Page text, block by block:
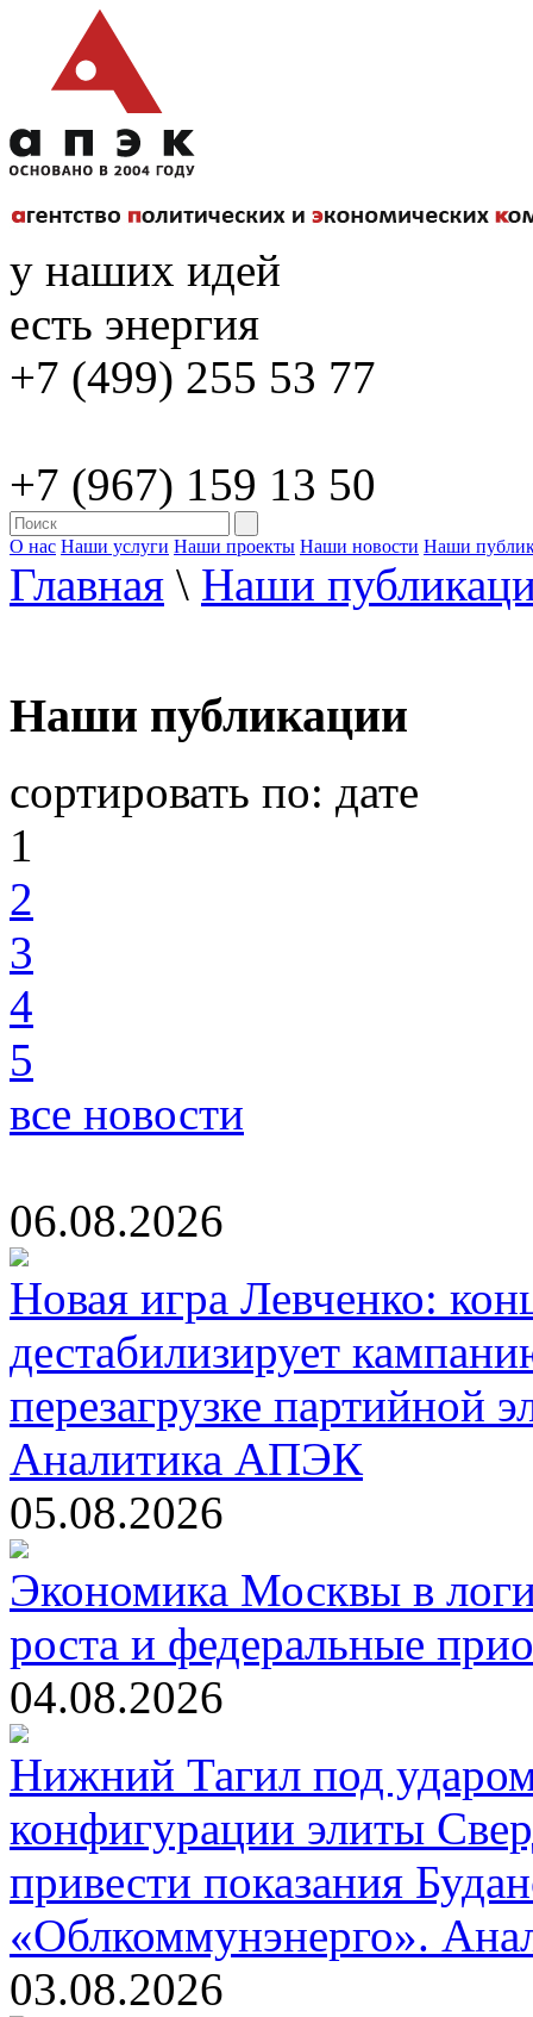
у наших идей
есть энергия
+7 (499) 255 53 77
+7 (967) 159 13 50
О нас Наши услуги Наши проекты Наши новости Наши
Главная \ Наши
Наши публикации
сортировать по: дате
1
2
3
4
5
все новости
06.08.2026
Новая игра Левченко:
дестабилизирует
перезагрузке партийной
Аналитика АПЭК
05.08.2026
Экономика Москвы в
роста и федеральные
04.08.2026
Нижний Тагил под
конфигурации элиты
привести показания
«Облкоммунэнерго».
03.08.2026